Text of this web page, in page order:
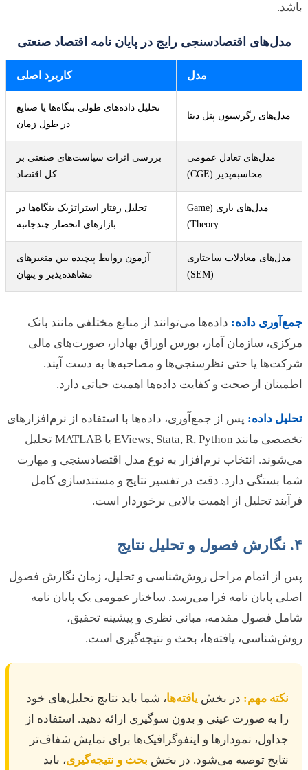
باشد.
مدل‌های اقتصادسنجی رایج در پایان نامه اقتصاد صنعتی
مدل کاربرد اصلی
مدل‌های رگرسیون پنل دیتا
تحلیل داده‌های طولی بنگاه‌ها یا صنایع
در طول زمان
مدل‌های تعادل عمومی
محاسبه‌پذیر (CGE)
بررسی اثرات سیاست‌های صنعتی بر
کل اقتصاد
مدل‌های بازی (Game
Theory)
تحلیل رفتار استراتژیک بنگاه‌ها در
بازارهای انحصار چندجانبه
مدل‌های معادلات ساختاری
(SEM)
آزمون روابط پیچیده بین متغیرهای
مشاهده‌پذیر و پنهان
جمع‌آوری داده: داده‌ها می‌توانند از منابع مختلفی مانند بانک
مرکزی، سازمان آمار، بورس اوراق بهادار، صورت‌های مالی
شرکت‌ها یا حتی نظرسنجی‌ها و مصاحبه‌ها به دست آیند.
اطمینان از صحت و کفایت داده‌ها اهمیت حیاتی دارد.
تحلیل داده: پس از جمع‌آوری، داده‌ها با استفاده از نرم‌افزارهای
تخصصی مانند EViews, Stata, R, Python یا MATLAB تحلیل
می‌شوند. انتخاب نرم‌افزار به نوع مدل اقتصادسنجی و مهارت
شما بستگی دارد. دقت در تفسیر نتایج و مستندسازی کامل
فرآیند تحلیل از اهمیت بالایی برخوردار است.
۴. نگارش فصول و تحلیل نتایج
پس از اتمام مراحل روش‌شناسی و تحلیل، زمان نگارش فصول
اصلی پایان نامه فرا می‌رسد. ساختار عمومی یک پایان نامه
شامل فصول مقدمه، مبانی نظری و پیشینه تحقیق،
روش‌شناسی، یافته‌ها، بحث و نتیجه‌گیری است.
نکته مهم: در بخش یافته‌ها، شما باید نتایج تحلیل‌های خود
را به صورت عینی و بدون سوگیری ارائه دهید. استفاده از
جداول، نمودارها و اینفوگرافیک‌ها برای نمایش شفاف‌تر
نتایج توصیه می‌شود. در بخش بحث و نتیجه‌گیری، باید